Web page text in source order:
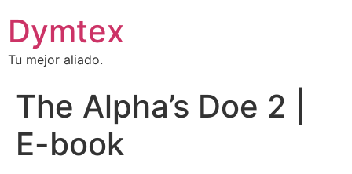
Dymtex
Tu mejor aliado.
The Alpha’s Doe 2 |
E-book